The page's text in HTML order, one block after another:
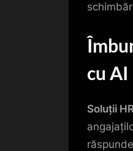
cu AI
Soluții